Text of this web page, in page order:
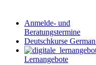
Anmelde- und
Beratungstermine
Deutschkurse
Lernangebote